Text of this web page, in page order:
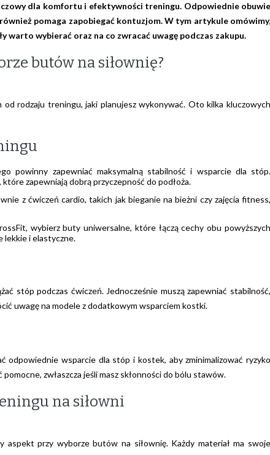
dla komfortu i efektywności treningu. Odpowiednie obuwie
pomaga zapobiegać kontuzjom. W tym artykule omówimy,
warto wybierać oraz na co zwracać uwagę podczas zakupu.
butów na siłownię?
rodzaju treningu, jaki planujesz wykonywać. Oto kilka kluczowych
powinny zapewniać maksymalną stabilność i wsparcie dla stóp.
zapewniają dobrą przyczepność do podłoża.
z ćwiczeń cardio, takich jak bieganie na bieżni czy zajęcia fitness,
wybierz buty uniwersalne, które łączą cechy obu powyższych
lekkie i elastyczne.
stóp podczas ćwiczeń. Jednocześnie muszą zapewniać stabilność,
uwagę na modele z dodatkowym wsparciem kostki.
wsparcie dla stóp i kostek, aby zminimalizować ryzyko
zwłaszcza jeśli masz skłonności do bólu stawów.
na siłowni
przy wyborze butów na siłownię. Każdy materiał ma swoje